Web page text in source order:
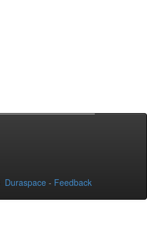
Duraspace - Feedback